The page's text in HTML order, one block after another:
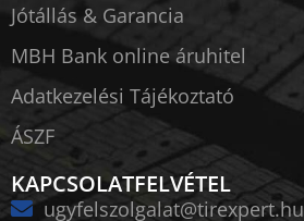
Jótállás & Garancia
MBH Bank online áruhitel
Adatkezelési Tájékoztató
ÁSZF
KAPCSOLATFELVÉTEL
ugyfelszolgalat@tirexpert.hu